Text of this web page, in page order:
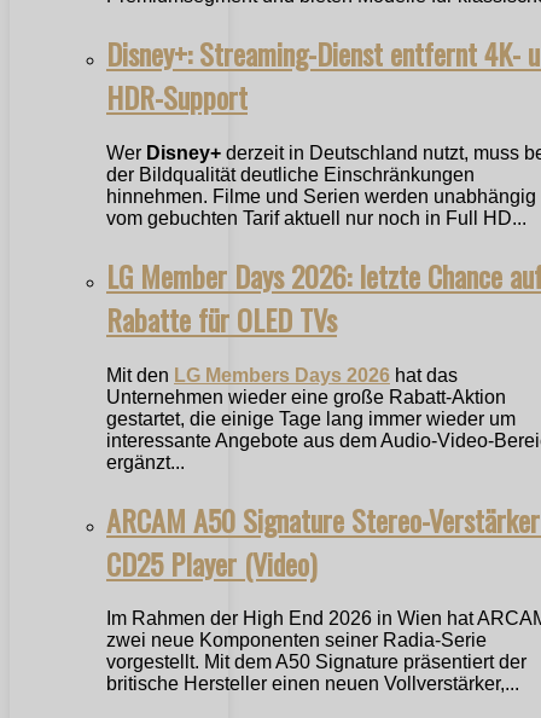
Disney+: Streaming-Dienst entfernt 4K-
HDR-Support
Wer Disney+ derzeit in Deutschland nutzt, muss
der Bildqualität deutliche Einschränkungen
hinnehmen. Filme und Serien werden unabhängig
vom gebuchten Tarif aktuell nur noch in Full HD...
LG Member Days 2026: letzte Chance
Rabatte für OLED TVs
Mit den LG Members Days 2026 hat das
Unternehmen wieder eine große Rabatt-Aktion
gestartet, die einige Tage lang immer wieder um
interessante Angebote aus dem Audio-Video-
ergänzt...
ARCAM A50 Signature Stereo-
CD25 Player (Video)
Im Rahmen der High End 2026 in Wien hat
zwei neue Komponenten seiner Radia-Serie
vorgestellt. Mit dem A50 Signature präsentiert der
britische Hersteller einen neuen Vollverstärker,...